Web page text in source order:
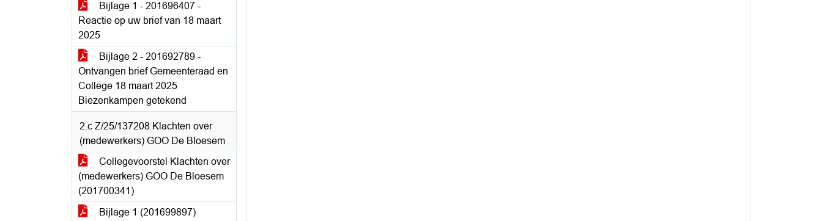
Bijlage 1 - 201696407 -
Reactie op uw brief van 18 maart
2025
Bijlage 2 - 201692789 -
Ontvangen brief Gemeenteraad en
College 18 maart 2025
Biezenkampen getekend
2.c Z/25/137208 Klachten over
(medewerkers) GOO De Bloesem
Collegevoorstel Klachten over
(medewerkers) GOO De Bloesem
(201700341)
Bijlage 1 (201699897)